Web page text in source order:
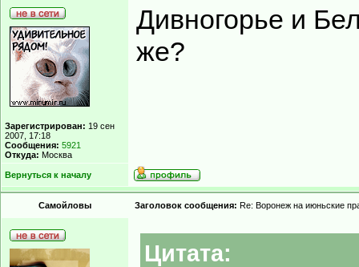
Зарегистрирован: 19 сен
2007, 17:18
Сообщения: 5921
Откуда: Москва
Дивногорье и
же?
Вернуться к началу
Самойловы Заголовок сообщения: Re: Воронеж на июньские
Цитата: